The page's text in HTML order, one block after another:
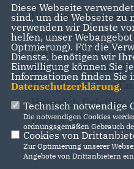
Über die
Abgeordneten im
Parlament, Dr.
Bundesvorstand
Delegierten aus
Heinrich Frieling,
Ulrich Häken.
Diese Webseite
sind, um die Webseite zu
verwenden wir Dienste
helfen, unser
Optmierung). Für die
Dienste, benötigen wir
Einwilligung können Sie
Informationen finden Sie
Datenschutzerklärung.
Technisch notwendige
Die notwendigen Cookies
ordnungsgemäßen Gebrauch
Cookies von
Zur Optimierung unserer
Angebote von Drittanbietern